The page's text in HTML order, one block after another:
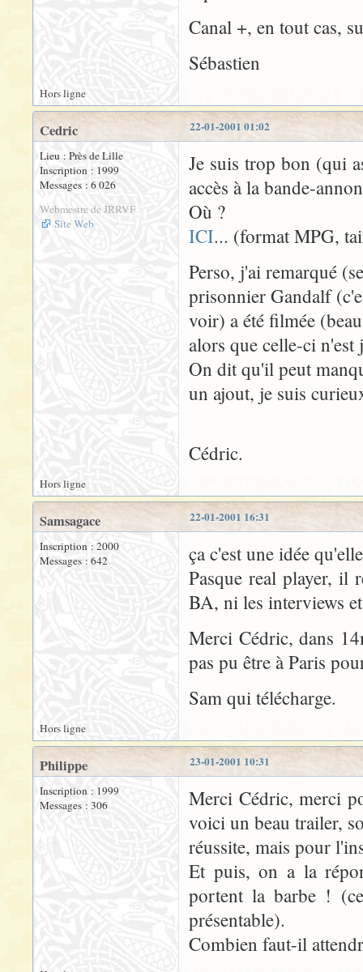
Canal +, en tout cas,
Sébastien
Hors ligne
22-01-2001 01:02
Cedric
Lieu : Près de Lille
Inscription : 1999
Messages : 6 026
Webmestre de JRRVF
Site Web
Je suis trop bon (qui
accès à la bande-
Où ?
ICI... (format MPG,
Perso, j'ai remarqué
prisonnier Gandalf
voir) a été filmée
alors que celle-ci
On dit qu'il peut
un ajout, je suis
Cédric.
Hors ligne
22-01-2001 16:31
Samsagace
Inscription : 2000
Messages : 642
ça c'est une idée
Pasque real player, il
BA, ni les interviews
Merci Cédric, dans
pas pu être à Paris
Sam qui télécharge.
Hors ligne
23-01-2001 10:31
Philippe
Inscription : 1999
Messages : 306
Merci Cédric, merci
voici un beau trailer,
réussite, mais pour
Et puis, on a la
portent la barbe !
présentable).
Combien faut-il